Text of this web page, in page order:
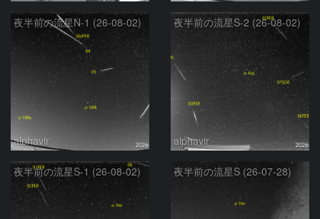
夜半前の流星N-1 (26-08-02)
alphavir
夜半前の流星S-2 (26-08-02)
alphavir
夜半前の流星S-1 (26-08-02) 夜半前の流星S (26-07-28)